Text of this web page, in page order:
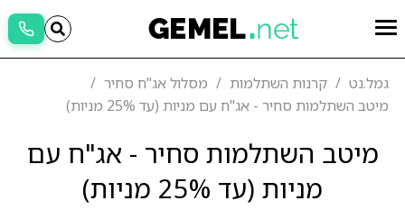
גמל.נט קרנות השתלמות
מסלול אג"ח סחיר
מיטב השתלמות סחיר - אג"ח עם מניות (עד 25% מניות)
מיטב השתלמות סחיר - אג"ח עם
מניות (עד 25% מניות)